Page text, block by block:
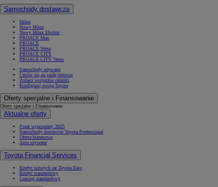
Samochody dostawcze
Hilux
Nowy Hilux
Nowy Hilux Electric
PROACE Max
PROACE
PROACE Verso
PROACE CITY
PROACE CITY Verso
Samochody używane
Umów się na jazdę testową
Zobacz wszystkie cenniki
Konfiguruj swoją Toyotę
Oferty specjalne i Finansowanie
Oferty specjalne i Finansowanie
Aktualne oferty
Finał wyprzedaży 2025
Samochody dostawcze Toyota Professional
Oferta biznesowa
Auta używane
Toyota Financial Services
Kredyt niższych rat Toyota Easy
Kredyt standardowy
Leasing standardowy